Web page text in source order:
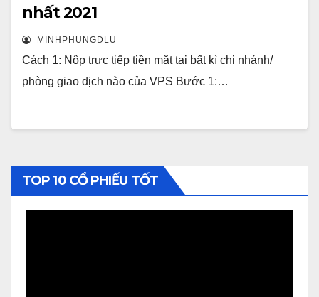
nhất 2021
MINHPHUNGDLU
Cách 1: Nộp trực tiếp tiền mặt tại bất kì chi nhánh/
phòng giao dịch nào của VPS Bước 1:…
TOP 10 CỔ PHIẾU TỐT